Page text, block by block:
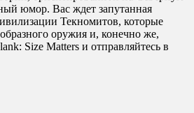
юмор. Вас ждет запутанная
Текномитов, которые
оружия и, конечно же,
Size Matters и отправляйтесь в